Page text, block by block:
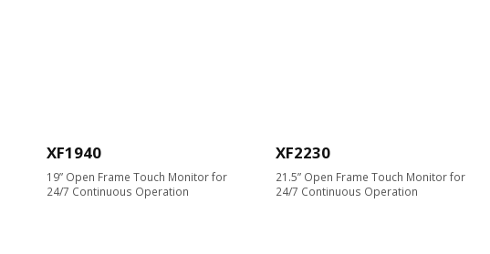
XF1940
19” Open Frame Touch Monitor for
24/7 Continuous Operation
XF2230
21.5” Open Frame Touch Monitor for
24/7 Continuous Operation